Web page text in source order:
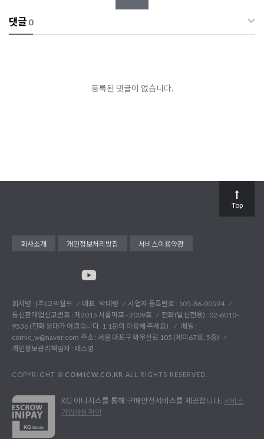
댓글 0
등록된 댓글이 없습니다.
회사소개 개인정보처리방침 서비스이용약관
회사명 : (주)코믹월드 대표 : 박대령
사업자 등록번호 : 105-86-00594
통신판매업신고번호 : 제2015 서울마포 - 2009호
전화(발신전용) : 02-6010-
9536 (전화 응대가 어렵습니다. 1:1문의 이용해 주세요)
메일 :
comic_w@naver.com 주소 : 서울 마포구 와우산로 105 (제이67호, 5층)
개인정보관리책임자 : 배소영
COPYRIGHT © COMICW.CO.KR ALL RIGHTS RESERVED.
KG 이니시스를 통해 구매안전서비스를 제공합니다. 서비스
가입사실 확인
Top